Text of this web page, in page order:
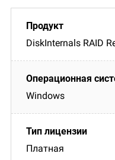
DiskInternals RAID
Windows
Платная